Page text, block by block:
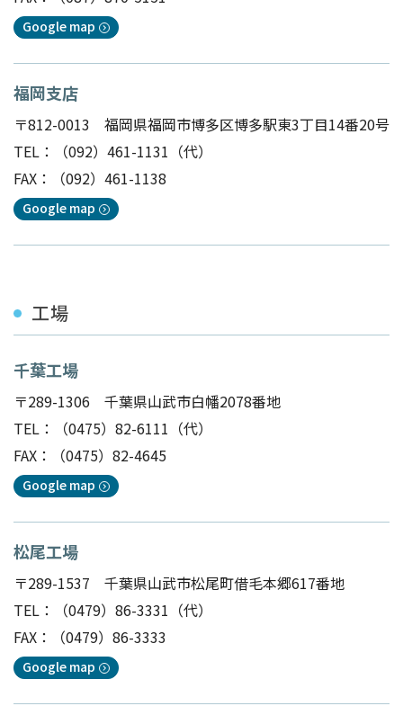
Google map
福岡支店
〒812-0013 福岡県福岡市博多区博多駅東3丁目14番20号
TEL：
（092）461-1131 （代）
FAX：（092）461-1138
Google map
工場
千葉工場
〒289-1306 千葉県山武市白幡2078番地
TEL：
（0475）82-6111 （代）
FAX：（0475）82-4645
Google map
松尾工場
〒289-1537 千葉県山武市松尾町借毛本郷617番地
TEL：
（0479）86-3331 （代）
FAX：（0479）86-3333
Google map